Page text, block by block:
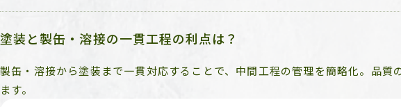
塗装と製缶・溶接の一貫工程の利点は？
製缶・溶接から塗装まで一貫対応することで、中間工程の管理を簡略化。品
ます。